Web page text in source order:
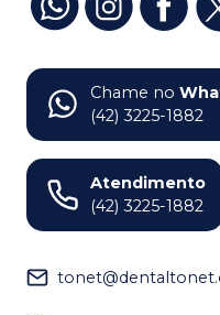
Chame no
(42) 3225-1882
Atendimento
(42) 3225-1882